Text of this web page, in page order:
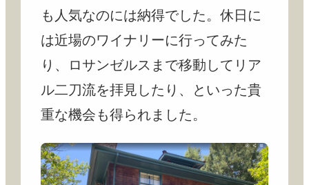
も人気なのには納得でした。休日に
は近場のワイナリーに行ってみた
り、ロサンゼルスまで移動してリア
ル二刀流を拝見したり、といった貴
重な機会も得られました。